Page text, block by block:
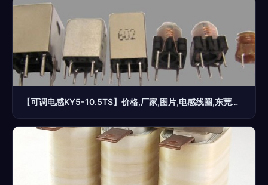
【可调电感KY5-10.5TS】价格,厂家,图片,电感线圈,东莞市史瑞美电子科技-